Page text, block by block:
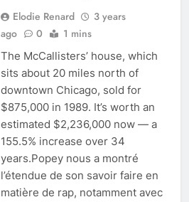
Elodie Renard
3 years
ago
0 1 mins
The McCallisters’ house, which
sits about 20 miles north of
downtown Chicago, sold for
$875,000 in 1989. It’s worth an
estimated $2,236,000 now — a
155.5% increase over 34
years.Popey nous a montré
l’étendue de son savoir faire en
matière de rap, notamment avec